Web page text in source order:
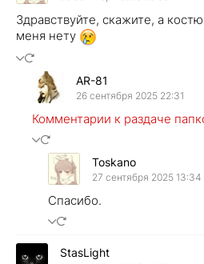
Здравствуйте, скажите, а
меня нету
AR-81
26 сентября 2025 22:31
Комментарии к раздаче
Toskano
27 сентября 2025 13:34
Спасибо.
StasLight